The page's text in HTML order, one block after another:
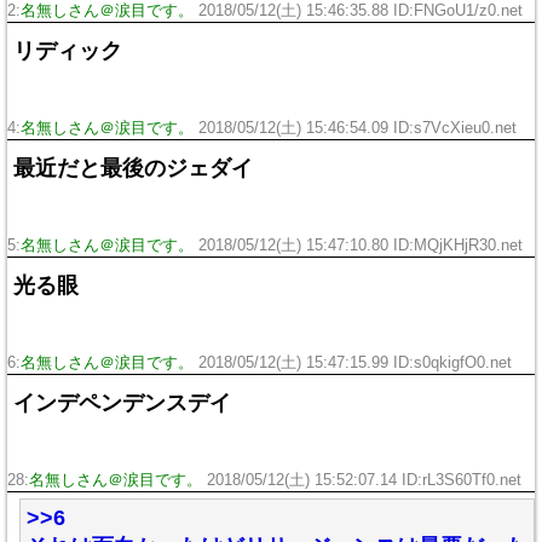
2:名無しさん＠涙目です。 2018/05/12(土) 15:46:35.88 ID:FNGoU1/z0.net
リディック
4:名無しさん＠涙目です。 2018/05/12(土) 15:46:54.09 ID:s7VcXieu0.net
最近だと最後のジェダイ
5:名無しさん＠涙目です。 2018/05/12(土) 15:47:10.80 ID:MQjKHjR30.net
光る眼
6:名無しさん＠涙目です。 2018/05/12(土) 15:47:15.99 ID:s0qkigfO0.net
インデペンデンスデイ
28:名無しさん＠涙目です。 2018/05/12(土) 15:52:07.14 ID:rL3S60Tf0.net
>>6